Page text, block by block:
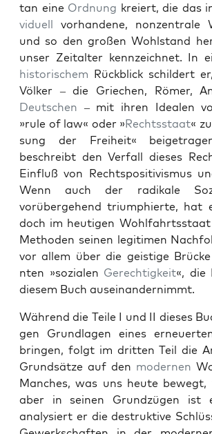
tan eine Ord­nung kreiert, die das
vidu­ell vorhan­dene, nonzen­trale
und so den großen Wohl­stand
unser Zeital­ter kennze­ich­net. In
his­torischem Rück­blick schildert
Völk­er – die Griechen, Römer,
Deutschen – mit ihren Ide­alen
»rule of law« oder »Rechtsstaat«
sung der Frei­heit«
beschreibt den Ver­fall dieses
Ein­fluß von Recht­spos­i­tivis­mus
Wenn auch der radikale
vorüberge­hend tri­um­phierte, hat
doch im heuti­gen
Meth­o­d­en seinen legit­i­men
vor allem über die geistige
nten »sozialen Gerechtigkeit«, die
diesem Buch auseinan­dern­immt.
Während die Teile I und II dieses
gen Grund­la­gen eines
brin­gen, fol­gt im drit­ten Teil die
Grund­sätze auf den mod­er­nen
Manch­es, was uns heute bewegt,
aber in seinen Grundzü­gen ist
analysiert er die destruk­tive